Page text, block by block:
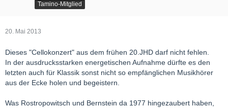
Tamino-Mitglied
20. Mai 2013
Dieses "Cellokonzert" aus dem frühen 20.JHD darf nicht fehlen.
In der ausdrucksstarken energetischen Aufnahme dürfte es den
letzten auch für Klassik sonst nicht so empfänglichen Musikhörer
aus der Ecke holen und begeistern.
Was Rostropowitsch und Bernstein da 1977 hingezaubert haben,